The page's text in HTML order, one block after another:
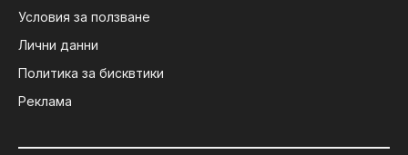
Условия за ползване
Лични данни
Политика за бисквтики
Реклама